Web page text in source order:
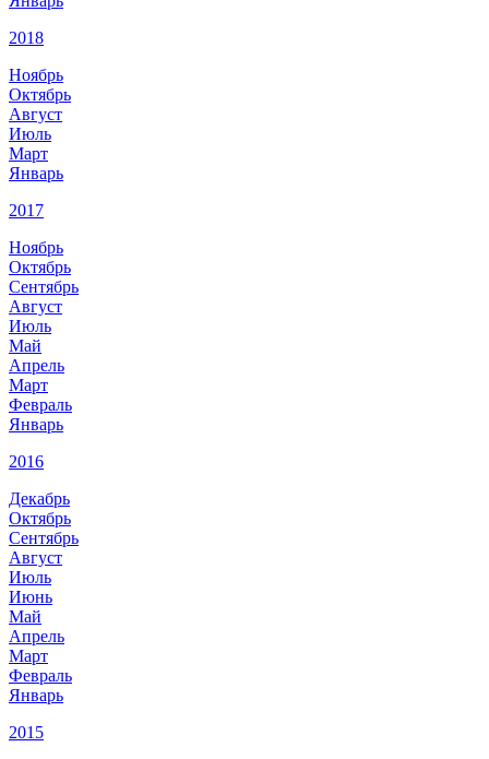
2018
Ноябрь
Октябрь
Август
Июль
Март
Январь
2017
Ноябрь
Октябрь
Сентябрь
Август
Июль
Май
Апрель
Март
Февраль
Январь
2016
Декабрь
Октябрь
Сентябрь
Август
Июль
Июнь
Май
Апрель
Март
Февраль
Январь
2015